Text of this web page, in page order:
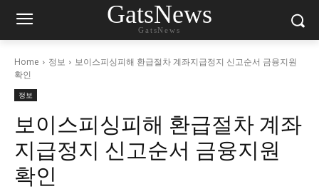
GatsNews
GatsNews
Home 정보
보이스피싱피해 환급절차 계좌지급정지 신고순서 금융지원
확인
정보
보이스피싱피해 환급절차 계좌
지급정지 신고순서 금융지원
확인